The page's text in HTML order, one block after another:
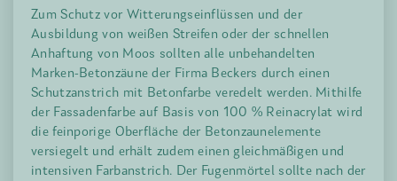
Zum Schutz vor Witterungseinflüssen und der
Ausbildung von weißen Streifen oder der schnellen
Anhaftung von Moos sollten alle unbehandelten
Marken-Betonzäune der Firma Beckers durch einen
Schutzanstrich mit Betonfarbe veredelt werden. Mithilfe
der Fassadenfarbe auf Basis von 100 % Reinacrylat wird
die feinporige Oberfläche der Betonzaunelemente
versiegelt und erhält zudem einen gleichmäßigen und
intensiven Farbanstrich. Der Fugenmörtel sollte nach der